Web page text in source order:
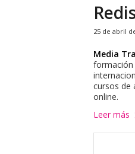
25 de abril
Media
formación
cursos de
online.
Leer más